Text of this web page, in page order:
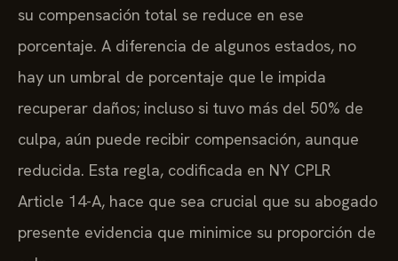
su compensación total se reduce en ese
porcentaje. A diferencia de algunos estados, no
hay un umbral de porcentaje que le impida
recuperar daños; incluso si tuvo más del 50% de
culpa, aún puede recibir compensación, aunque
reducida. Esta regla, codificada en NY CPLR
Article 14-A, hace que sea crucial que su abogado
presente evidencia que minimice su proporción de